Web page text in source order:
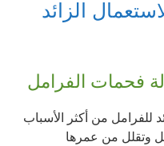
الزائد
فحمات الفرامل
للفرامل من أكثر الأسباب
وتقلل من عمرها